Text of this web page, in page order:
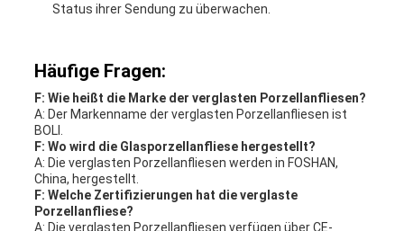
Status ihrer Sendung zu überwachen.
Häufige Fragen:
F: Wie heißt die Marke der verglasten Porzellanfliesen?
A: Der Markenname der verglasten Porzellanfliesen ist
BOLI.
F: Wo wird die Glasporzellanfliese hergestellt?
A: Die verglasten Porzellanfliesen werden in FOSHAN,
China, hergestellt.
F: Welche Zertifizierungen hat die verglaste
Porzellanfliese?
A: Die verglasten Porzellanfliesen verfügen über CE-